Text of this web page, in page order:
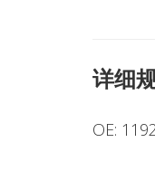
详细
OE: